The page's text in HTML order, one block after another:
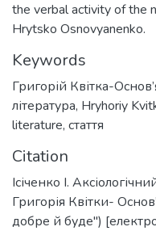
the verbal activity of the
Hrytsko Osnovyanenko.
Keywords
Григорій Квітка-
література, Hryhoriy
literature, стаття
Citation
Ісіченко І.
Григорія Квітки-
добре й буде")